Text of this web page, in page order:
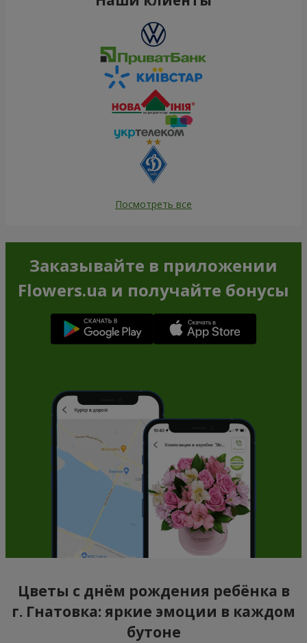
Посмотреть все
Заказывайте в приложении
Flowers.ua и получайте бонусы
Цветы с днём рождения ребёнка в
г. Гнатовка: яркие эмоции в каждом
бутоне